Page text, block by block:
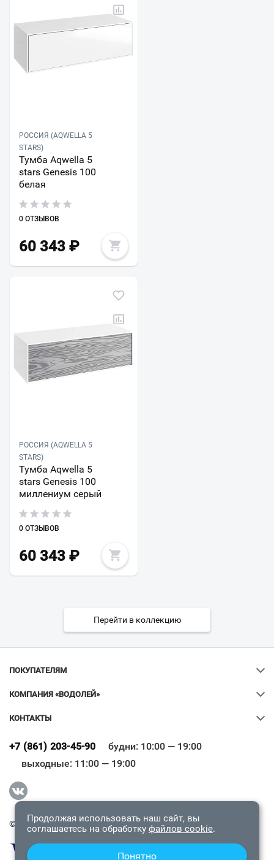
РОССИЯ (AQWELLA 5
STARS)
Тумба Aqwella 5
stars Genesis 100
белая
0 ОТЗЫВОВ
60 343 ₽
РОССИЯ (AQWELLA 5
STARS)
Тумба Aqwella 5
stars Genesis 100
миллениум серый
0 ОТЗЫВОВ
60 343 ₽
Перейти в коллекцию
ПОКУПАТЕЛЯМ
КОМПАНИЯ «ВОДОЛЕЙ»
КОНТАКТЫ
+7 (861) 203-45-90
будни: 10:00 — 19:00
выходные: 11:00 — 19:00
© 2009-2026 «Водолей Онлайн». Все права защищены.
Всё верно
Продолжая использовать наш сайт, вы
соглашаетесь на обработку файлов cookie.
Понятно